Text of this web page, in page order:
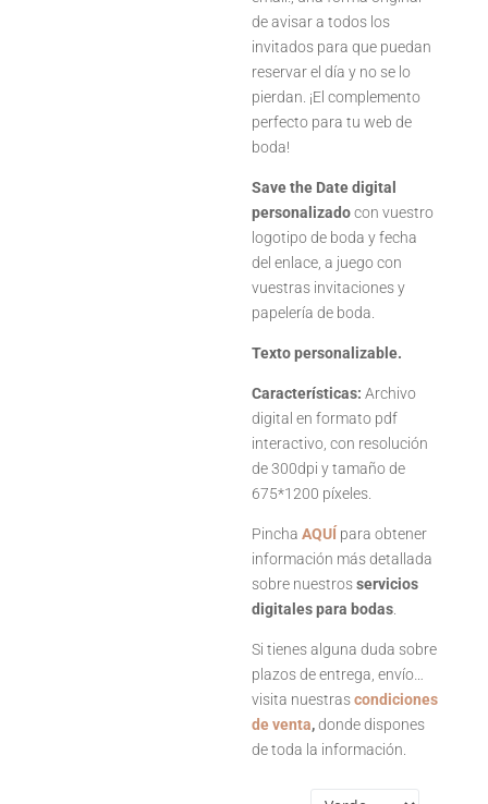
de avisar a todos los
invitados para que puedan
reservar el día y no se lo
pierdan. ¡El complemento
perfecto para tu web de
boda!
Save the Date digital
personalizadocon vuestro
logotipo de boda y fecha
del enlace, a juego con
vuestras invitaciones y
papelería de boda.
Texto personalizable.
Características:Archivo
digital en formato pdf
interactivo, con resolución
de 300dpi y tamaño de
675*1200 píxeles.
PinchaAQUÍ para obtener
información más detallada
sobre nuestrosservicios
digitales para bodas
Si tienes alguna duda sobre
plazos de entrega, envío…
visita nuestrascondiciones
de venta,donde dispones
de toda la información.